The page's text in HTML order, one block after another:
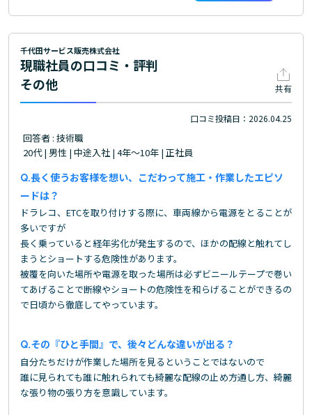
千代田サービス販売株式会社
現職社員の口コミ・評判
その他
共有
口コミ投稿日：2026.04.25
回答者 : 技術職
20代 | 男性 | 中途入社 | 4年～10年 | 正社員
長く使うお客様を想い、こだわって施工・作業したエピソ
ードは？
ドラレコ、ETCを取り付けする際に、車両線から電源をとることが
多いですが
長く乗っていると経年劣化が発生するので、ほかの配線と触れてし
まうとショートする危険性があります。
被覆を向いた場所や電源を取った場所は必ずビニールテープで巻い
てあげることで断線やショートの危険性を和らげることができるの
で日頃から徹底してやっています。
その『ひと手間』で、後々どんな違いが出る？
自分たちだけが作業した場所を見るということではないので
誰に見られても誰に触れられても綺麗な配線の止め方通し方、綺麗
な張り物の張り方を意識しています。